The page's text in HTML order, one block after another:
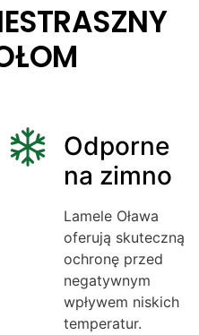
Odporne
na zimno
Lamele Oława
oferują skuteczną
ochronę przed
negatywnym
wpływem niskich
temperatur.